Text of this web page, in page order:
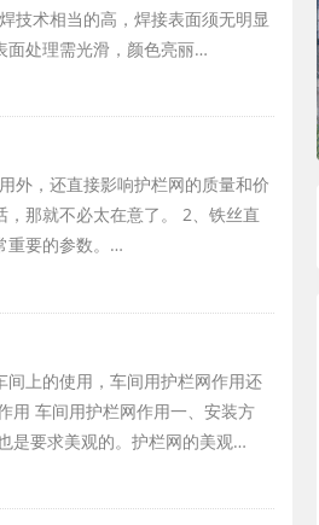
技术相当的高，焊接表面须无明显
面处理需光滑，颜色亮丽…
外，还直接影响护栏网的质量和价
那就不必太在意了。 2、铁丝直
重要的参数。…
上的使用，车间用护栏网作用还
用 车间用护栏网作用一、安装方
是要求美观的。护栏网的美观…